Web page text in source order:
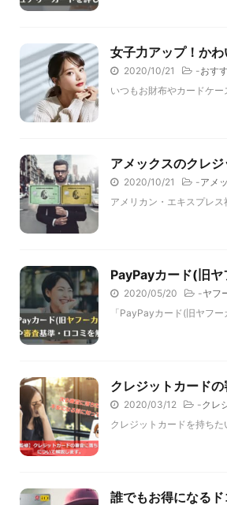
女子力アップ！かわ
2020/10/21 -おす
いつもお財布やカードケ
アメックスのクレ
2020/10/21 -アメ
アメリカン・エキスプレ
PayPayカード(旧ヤ
2020/05/20 -ヤフ
「PayPayカード(旧ヤフ
クレジットカードの
2020/03/12 -クレ
クレジットカードを持ち
誰でもお得になる